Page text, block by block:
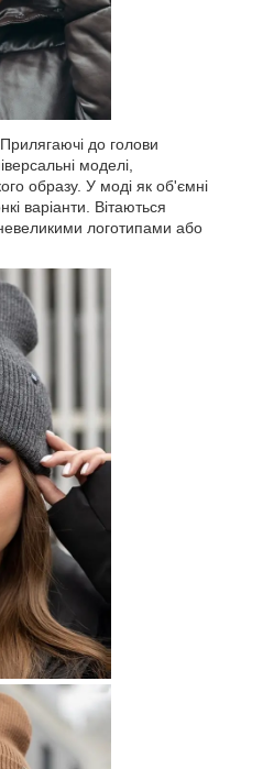
до голови
моделі,
образу. У моді як об'ємні
варіанти. Вітаються
невеликими логотипами або